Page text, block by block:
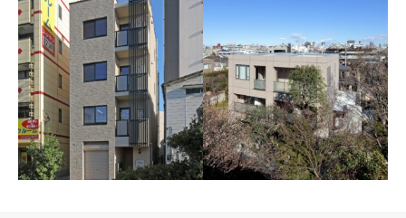
百合ヶ丘カトリック教会
鎌倉Ｉ様邸新築工事
海の見える高台にあるアメリ
カンナイズの品のある住宅